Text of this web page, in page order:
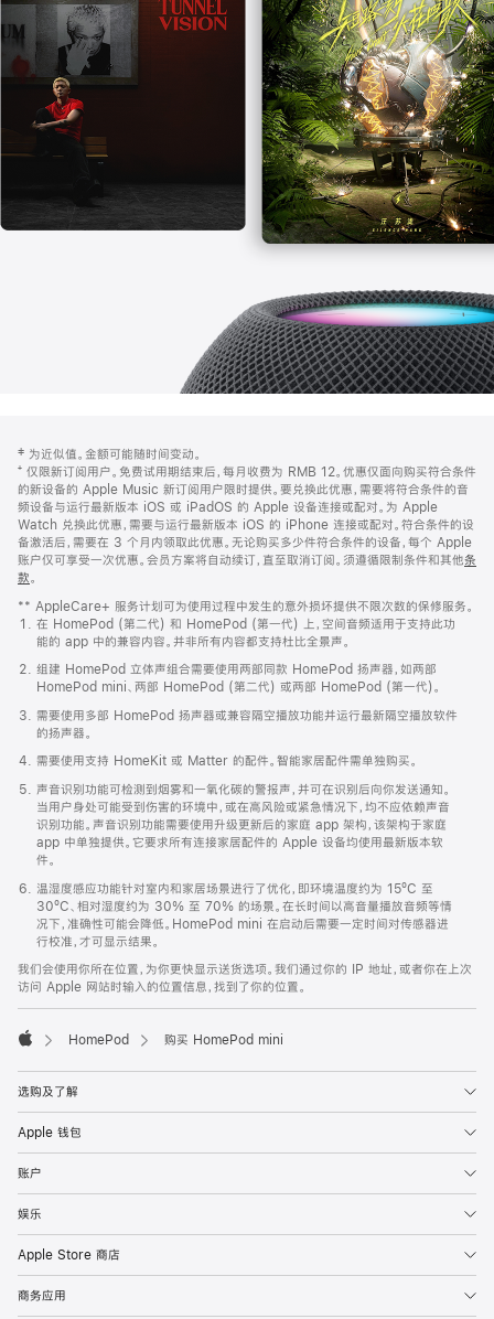
中
打
开)
页
页
脚
注
‡ 为近似值。金额可能随时间变动。
⁺ 仅限新订阅用户。免费试用期结束后，每月收费为 RMB 12。优惠仅面向购买符合条件
的新设备的 Apple Music 新订阅用户限时提供。要兑换此优惠，需要将符合条件的音
频设备与运行最新版本 iOS 或 iPadOS 的 Apple 设备连接或配对。为 Apple
Watch 兑换此优惠，需要与运行最新版本 iOS 的 iPhone 连接或配对。符合条件的设
备激活后，需要在 3 个月内领取此优惠。无论购买多少件符合条件的设备，每个 Apple
账户仅可享受一次优惠。会员方案将自动续订，直至取消订阅。须遵循限制条件和其他条
款。
窗
口
中
打
开)
** AppleCare+ 服务计划可为使用过程中发生的意外损坏提供不限次数的保修服务。
在 HomePod (第二代) 和 HomePod (第一代) 上，空间音频适用于支持此功
能的 app 中的兼容内容。并非所有内容都支持杜比全景声。
组建 HomePod 立体声组合需要使用两部同款 HomePod 扬声器，如两部
HomePod mini、两部 HomePod (第二代) 或两部 HomePod (第一代)。
需要使用多部 HomePod 扬声器或兼容隔空播放功能并运行最新隔空播放软件
的扬声器。
需要使用支持 HomeKit 或 Matter 的配件。智能家居配件需单独购买。
声音识别功能可检测到烟雾和一氧化碳的警报声，并可在识别后向你发送通知。
当用户身处可能受到伤害的环境中，或在高风险或紧急情况下，均不应依赖声音
识别功能。声音识别功能需要使用升级更新后的家庭 app 架构，该架构于家庭
app 中单独提供。它要求所有连接家居配件的 Apple 设备均使用最新版本软
件。
温湿度感应功能针对室内和家居场景进行了优化，即环境温度约为 15ºC 至
30ºC、相对湿度约为 30% 至 70% 的场景。在长时间以高音量播放音频等情
况下，准确性可能会降低。HomePod mini 在启动后需要一定时间对传感器进
行校准，才可显示结果。
我们会使用你所在位置，为你更快显示送货选项。我们通过你的 IP 地址，或者你在上次
访问 Apple 网站时输入的位置信息，找到了你的位置。
HomePod 购买 HomePod mini
选购及了解
Apple 钱包
账户
娱乐
Apple Store 商店
商务应用